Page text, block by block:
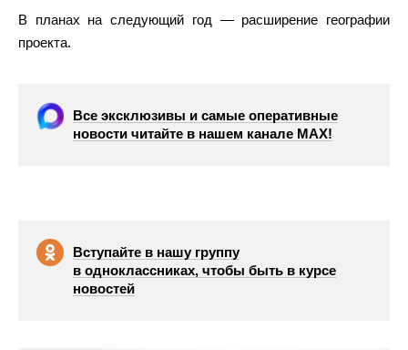
В планах на следующий год — расширение географии
проекта.
Все эксклюзивы и самые оперативные
новости читайте в нашем канале МАХ!
Вступайте в нашу группу
в одноклассниках, чтобы быть в курсе
новостей